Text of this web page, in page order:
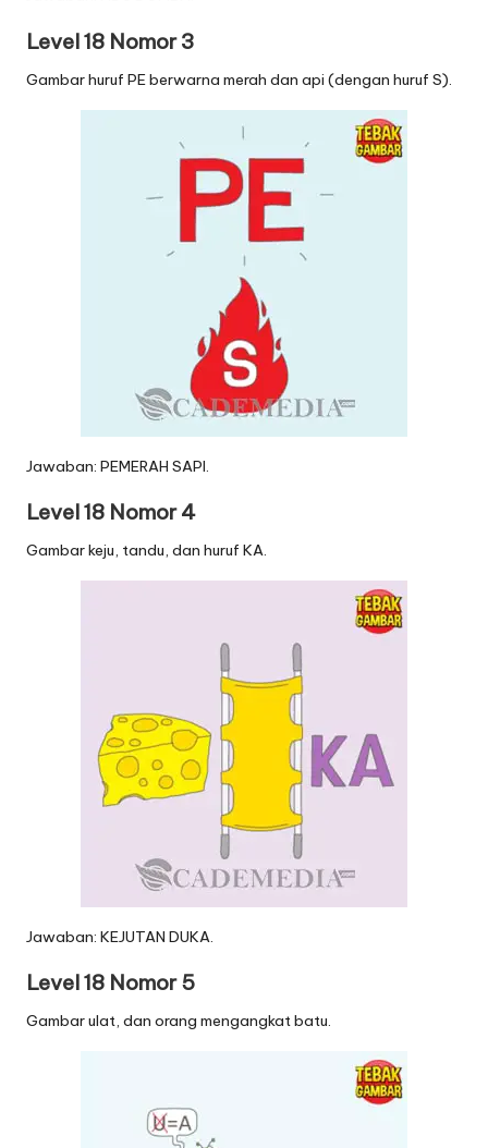
Level 18 Nomor 3
Gambar huruf PE berwarna merah dan api (dengan huruf S).
Jawaban: PEMERAH SAPI.
Level 18 Nomor 4
Gambar keju, tandu, dan huruf KA.
Jawaban: KEJUTAN DUKA.
Level 18 Nomor 5
Gambar ulat, dan orang mengangkat batu.